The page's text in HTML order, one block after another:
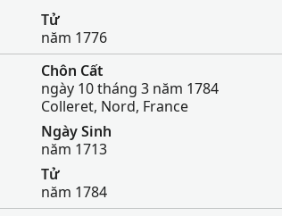
Tử
năm 1776
Chôn Cất
ngày 10 tháng 3 năm 1784
Colleret, Nord, France
Ngày Sinh
năm 1713
Tử
năm 1784